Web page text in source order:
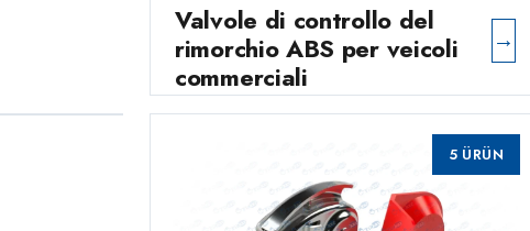
Valvole di controllo del
rimorchio ABS per veicoli
commerciali
→
→
5 ÜRÜN